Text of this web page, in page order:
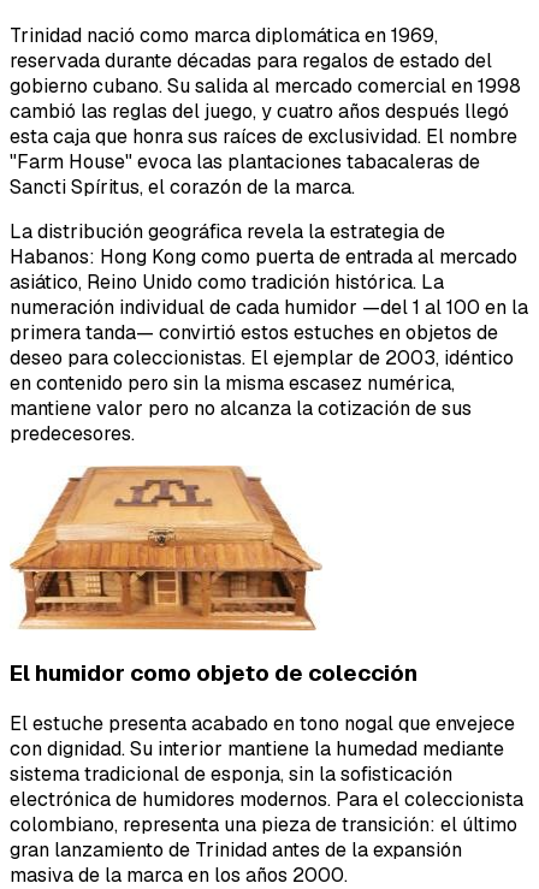
Trinidad nació como marca diplomática en 1969,
reservada durante décadas para regalos de estado del
gobierno cubano. Su salida al mercado comercial en 1998
cambió las reglas del juego, y cuatro años después llegó
esta caja que honra sus raíces de exclusividad. El nombre
"Farm House" evoca las plantaciones tabacaleras de
Sancti Spíritus, el corazón de la marca.
La distribución geográfica revela la estrategia de
Habanos: Hong Kong como puerta de entrada al mercado
asiático, Reino Unido como tradición histórica. La
numeración individual de cada humidor —del 1 al 100 en la
primera tanda— convirtió estos estuches en objetos de
deseo para coleccionistas. El ejemplar de 2003, idéntico
en contenido pero sin la misma escasez numérica,
mantiene valor pero no alcanza la cotización de sus
predecesores.
El humidor como objeto de colección
El estuche presenta acabado en tono nogal que envejece
con dignidad. Su interior mantiene la humedad mediante
sistema tradicional de esponja, sin la sofisticación
electrónica de humidores modernos. Para el coleccionista
colombiano, representa una pieza de transición: el último
gran lanzamiento de Trinidad antes de la expansión
masiva de la marca en los años 2000.